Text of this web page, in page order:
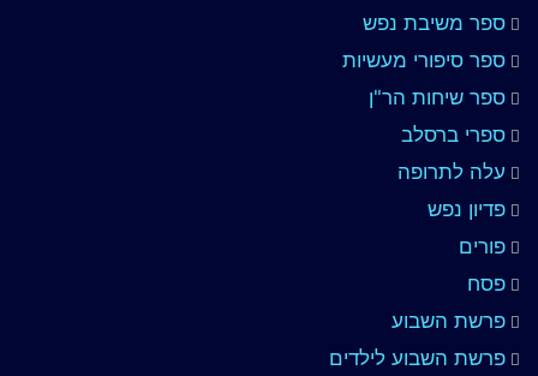
ספר משיבת נפש
ספר סיפורי מעשיות
ספר שיחות הר"ן
ספרי ברסלב
עלה לתרופה
פדיון נפש
פורים
פסח
פרשת השבוע
פרשת השבוע לילדים